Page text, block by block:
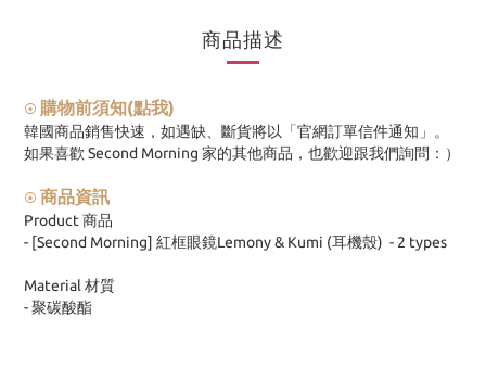
商品描述
⦿ 購物前須知(點我)
韓國商品銷售快速，如遇缺、斷貨將以「官網訂單信件通知」。
如果喜歡 Second Morning 家的其他商品，也歡迎跟我們詢問：）
⦿ 商品資訊
Product 商品
- [Second Morning] 紅框眼鏡Lemony & Kumi (耳機殼) - 2 types
Material 材質
-聚碳酸酯